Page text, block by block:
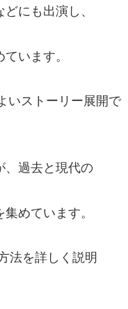
にも出演し、
います。
いストーリー展開で
、過去と現代の
めています。
法を詳しく説明